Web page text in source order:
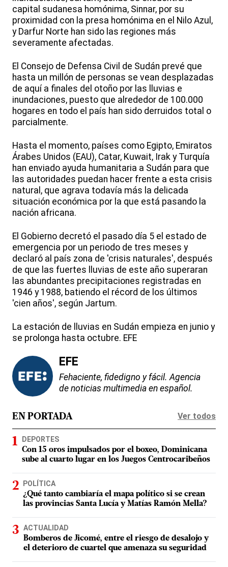
capital sudanesa homónima, Sinnar, por su
proximidad con la presa homónima en el Nilo Azul,
y Darfur Norte han sido las regiones más
severamente afectadas.
El Consejo de Defensa Civil de Sudán prevé que
hasta un millón de personas se vean desplazadas
de aquí a finales del otoño por las lluvias e
inundaciones, puesto que alrededor de 100.000
hogares en todo el país han sido derruidos total o
parcialmente.
Hasta el momento, países como Egipto, Emiratos
Árabes Unidos (EAU), Catar, Kuwait, Irak y Turquía
han enviado ayuda humanitaria a Sudán para que
las autoridades puedan hacer frente a esta crisis
natural, que agrava todavía más la delicada
situación económica por la que está pasando la
nación africana.
El Gobierno decretó el pasado día 5 el estado de
emergencia por un periodo de tres meses y
declaró al país zona de 'crisis naturales', después
de que las fuertes lluvias de este año superaran
las abundantes precipitaciones registradas en
1946 y 1988, batiendo el récord de los últimos
'cien años', según Jartum.
La estación de lluvias en Sudán empieza en junio y
se prolonga hasta octubre. EFE
EFE
Fehaciente, fidedigno y fácil. Agencia
de noticias multimedia en español.
EN PORTADA Ver todos
DEPORTES
Con 15 oros impulsados por el boxeo, Dominicana
sube al cuarto lugar en los Juegos Centrocaribeños
POLÍTICA
¿Qué tanto cambiaría el mapa político si se crean
las provincias Santa Lucía y Matías Ramón Mella?
ACTUALIDAD
Bomberos de Jicomé, entre el riesgo de desalojo y
el deterioro de cuartel que amenaza su seguridad